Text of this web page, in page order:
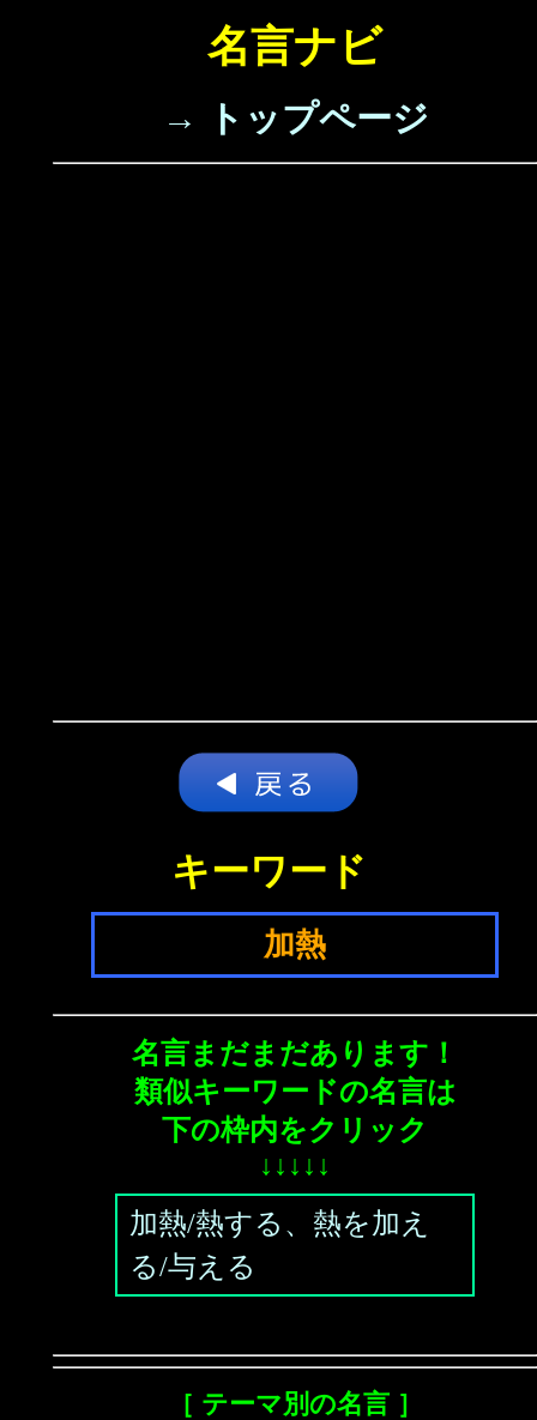
名言ナビ
→ トップページ
キーワード
加熱
名言まだまだあります！
類似キーワードの名言は
下の枠内をクリック
↓↓↓↓↓
加熱/熱する、熱を加え
る/与える
［ テーマ別の名言 ］